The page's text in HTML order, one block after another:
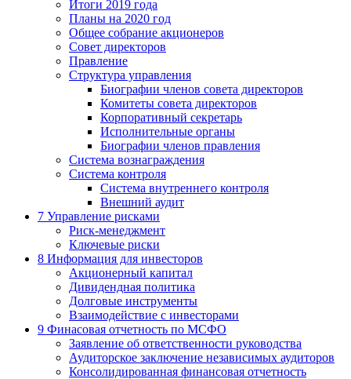
Итоги 2019 года
Планы на 2020 год
Общее собрание акционеров
Совет директоров
Правление
Структура управления
Биографии членов совета директоров
Комитеты совета директоров
Корпоративный секретарь
Исполнительные органы
Биографии членов правления
Система вознаграждения
Система контроля
Система внутреннего контроля
Внешний аудит
7 Управление рисками
Риск-менеджмент
Ключевые риски
8 Информация для инвесторов
Акционерный капитал
Дивидендная политика
Долговые инструменты
Взаимодействие с инвеcторами
9 Финасовая отчетность по МСФО
Заявление об ответственности руководства
Аудиторское заключение независимых аудиторов
Консолидированная финансовая отчетность